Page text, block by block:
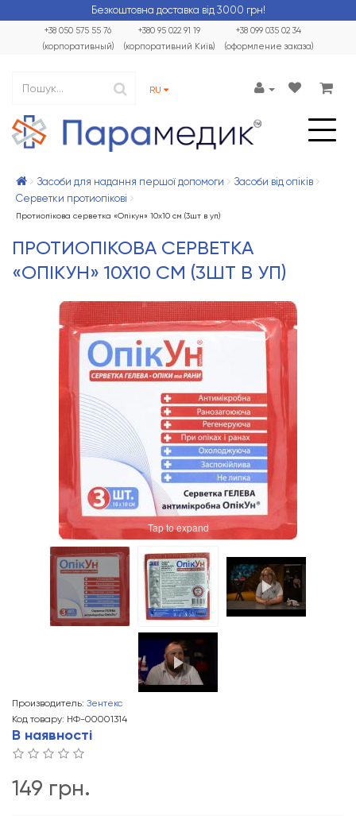
Безкоштовна доставка від 3000 грн!
+38 099 035 02 34
(оформление заказа)
+38 050 575 55 76
(корпоративный)
+380 95 022 91 19
(корпоративний Київ)
RU
Засоби для надання першої допомоги
Засоби від опіків
Серветки протиопікові
Протиопікова серветка «Опікун» 10х10 см (3шт в уп)
ПРОТИОПІКОВА СЕРВЕТКА
«ОПІКУН» 10Х10 СМ (3ШТ В УП)
Tap to expand
Производитель: Зентекс
Код товару: НФ-00001314
В наявності
149 грн.